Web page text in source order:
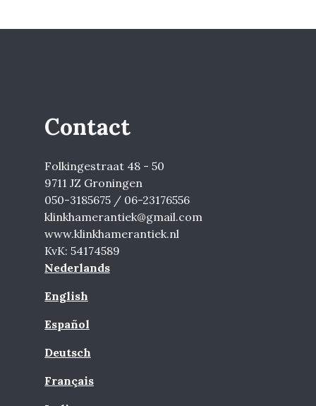
Contact
Folkingestraat 48 - 50
9711 JZ Groningen
050-3185675 / 06-23176556
klinkhamerantiek@gmail.com
www.klinkhamerantiek.nl
KvK: 54174589
Nederlands
English
Español
Deutsch
Français